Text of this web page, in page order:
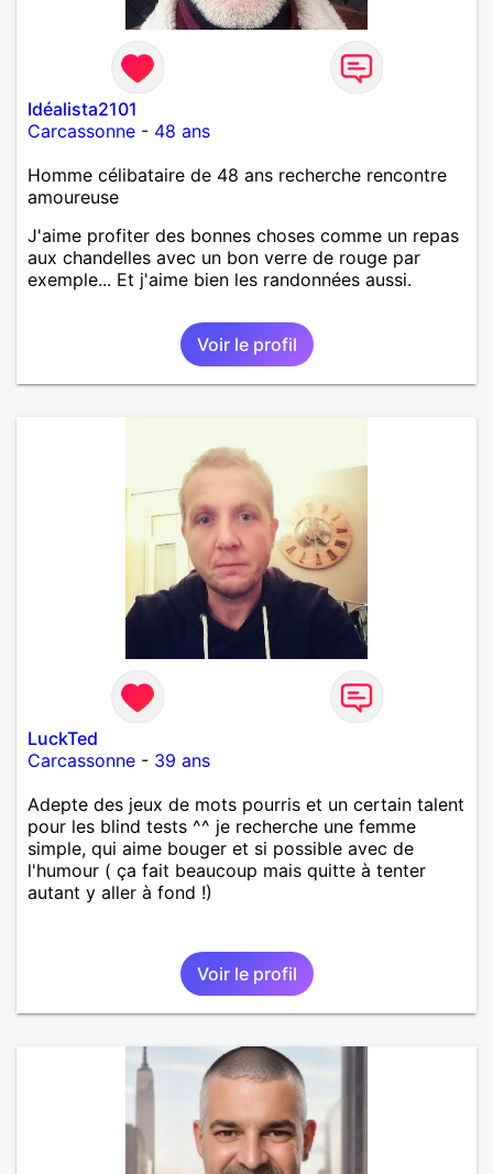
Idéalista2101
Carcassonne - 48 ans
Homme célibataire de 48 ans recherche rencontre
amoureuse
J'aime profiter des bonnes choses comme un repas
aux chandelles avec un bon verre de rouge par
exemple... Et j'aime bien les randonnées aussi.
Voir le profil
LuckTed
Carcassonne - 39 ans
Adepte des jeux de mots pourris et un certain talent
pour les blind tests ^^ je recherche une femme
simple, qui aime bouger et si possible avec de
l'humour ( ça fait beaucoup mais quitte à tenter
autant y aller à fond !)
Voir le profil